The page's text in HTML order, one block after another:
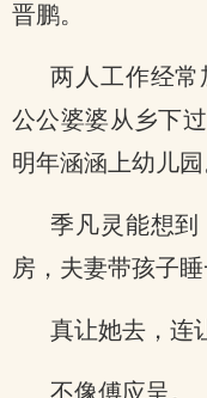
晋鹏。
两人工作经
公公婆婆从乡下
明年涵涵上幼儿园
季凡灵能想到
房，夫妻带孩子睡
真让她去，连
不像傅应呈。